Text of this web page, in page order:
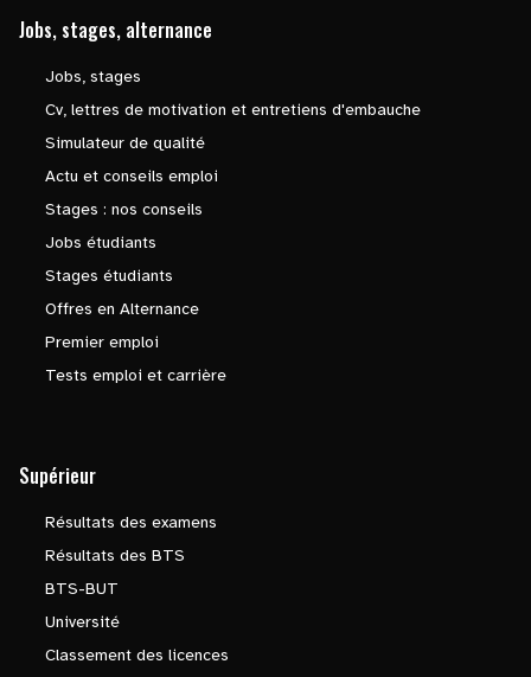
Jobs, stages, alternance
Jobs, stages
Cv, lettres de motivation et entretiens d'embauche
Simulateur de qualité
Actu et conseils emploi
Stages : nos conseils
Jobs étudiants
Stages étudiants
Offres en Alternance
Premier emploi
Tests emploi et carrière
Supérieur
Résultats des examens
Résultats des BTS
BTS-BUT
Université
Classement des licences